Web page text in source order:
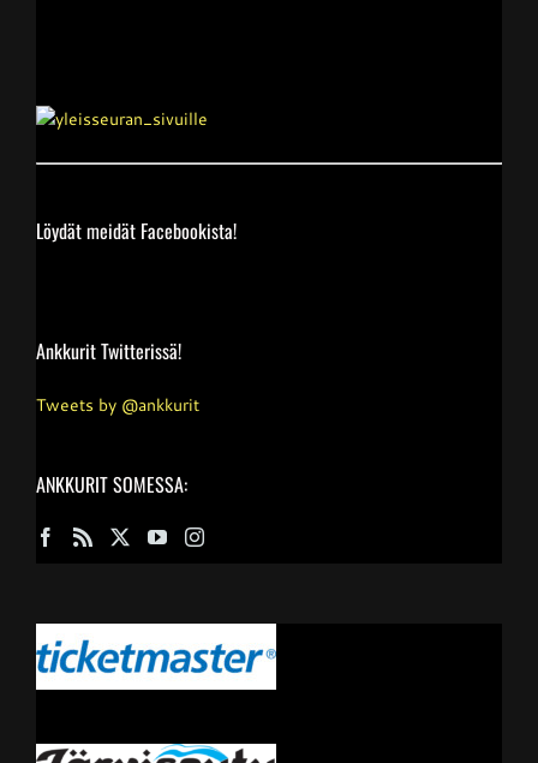
Löydät meidät Facebookista!
Ankkurit Twitterissä!
Tweets by @ankkurit
ANKKURIT SOMESSA: